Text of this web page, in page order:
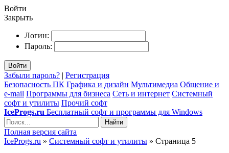
Войти
Закрыть
Логин:
Пароль:
Войти
Забыли пароль? | Регистрация
Безопасность ПК Графика и дизайн Мультимедиа Общение и
e-mail Программы для бизнеса Сеть и интернет Системный
софт и утилиты Прочий софт
IceProgs.ru Бесплатный софт и программы для Windows
Найти
Полная версия сайта
IceProgs.ru » Системный софт и утилиты » Страница 5